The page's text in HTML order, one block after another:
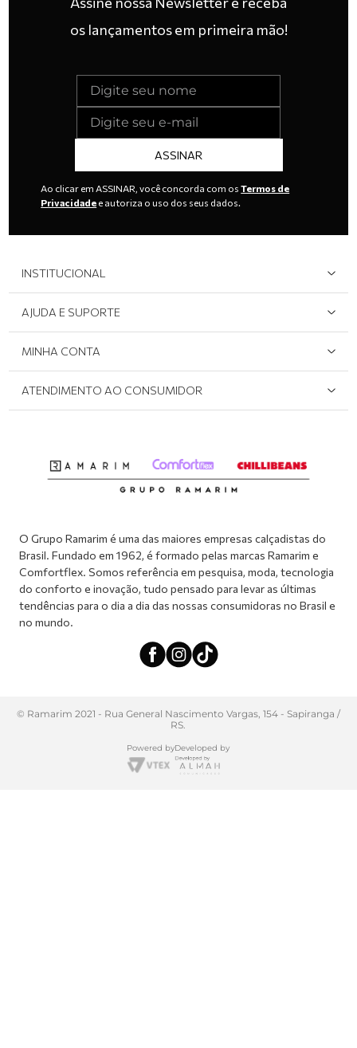
os lançamentos em primeira mão!
ASSINAR
Ao clicar em ASSINAR, você concorda com osTermos de
Privacidade e autoriza o uso dos seus dados.
INSTITUCIONAL
Área do Lojista
AJUDA E SUPORTE
Políticas de Privacidade
MINHA CONTA
Meus pedidos
ATENDIMENTO AO CONSUMIDOR
Atendimento via WhatsApp: (51) 2160-0740
O Grupo Ramarim é uma das maiores empresas calçadistas do
Brasil. Fundado em 1962, é formado pelas marcas Ramarim e
Comfortflex. Somos referência em pesquisa, moda, tecnologia
do conforto e inovação, tudo pensado para levar as últimas
tendências para o dia a dia das nossas consumidoras no Brasil e
no mundo.
© Ramarim 2021 - Rua General Nascimento Vargas, 154 - Sapiranga /
RS.
Powered byDeveloped by